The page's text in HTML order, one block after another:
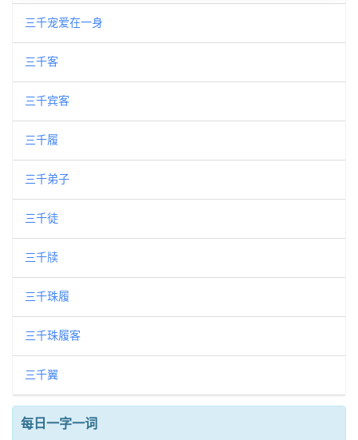
三千宠爱在一身
三千客
三千宾客
三千履
三千弟子
三千徒
三千牍
三千珠履
三千珠履客
三千翼
每日一字一词